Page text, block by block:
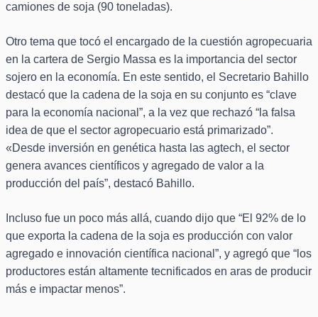
camiones de soja (90 toneladas).
Otro tema que tocó el encargado de la cuestión agropecuaria
en la cartera de Sergio Massa es la importancia del sector
sojero en la economía. En este sentido, el Secretario Bahillo
destacó que la cadena de la soja en su conjunto es “clave
para la economía nacional”, a la vez que rechazó “la falsa
idea de que el sector agropecuario está primarizado”.
«Desde inversión en genética hasta las agtech, el sector
genera avances científicos y agregado de valor a la
producción del país”, destacó Bahillo.
Incluso fue un poco más allá, cuando dijo que “El 92% de lo
que exporta la cadena de la soja es producción con valor
agregado e innovación científica nacional”, y agregó que “los
productores están altamente tecnificados en aras de producir
más e impactar menos”.